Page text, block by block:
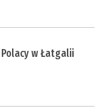
w Łatgalii